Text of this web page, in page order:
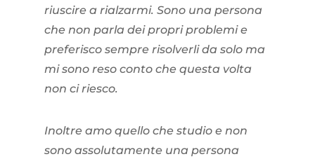
riuscire a rialzarmi. Sono una persona
che non parla dei propri problemi e
preferisco sempre risolverli da solo ma
mi sono reso conto che questa volta
non ci riesco.
Inoltre amo quello che studio e non
sono assolutamente una persona